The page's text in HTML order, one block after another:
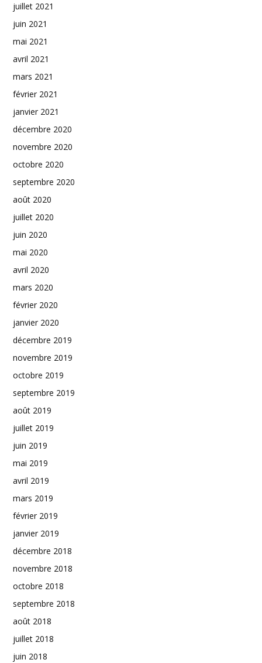
juillet 2021
juin 2021
mai 2021
avril 2021
mars 2021
février 2021
janvier 2021
décembre 2020
novembre 2020
octobre 2020
septembre 2020
août 2020
juillet 2020
juin 2020
mai 2020
avril 2020
mars 2020
février 2020
janvier 2020
décembre 2019
novembre 2019
octobre 2019
septembre 2019
août 2019
juillet 2019
juin 2019
mai 2019
avril 2019
mars 2019
février 2019
janvier 2019
décembre 2018
novembre 2018
octobre 2018
septembre 2018
août 2018
juillet 2018
juin 2018